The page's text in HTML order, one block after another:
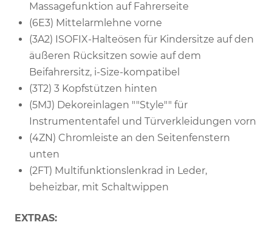
Massagefunktion auf Fahrerseite
(6E3) Mittelarmlehne vorne
(3A2) ISOFIX-Halteösen für Kindersitze auf den
äußeren Rücksitzen sowie auf dem
Beifahrersitz, i-Size-kompatibel
(3T2) 3 Kopfstützen hinten
(5MJ) Dekoreinlagen ""Style"" für
Instrumententafel und Türverkleidungen vorn
(4ZN) Chromleiste an den Seitenfenstern
unten
(2FT) Multifunktionslenkrad in Leder,
beheizbar, mit Schaltwippen
EXTRAS: